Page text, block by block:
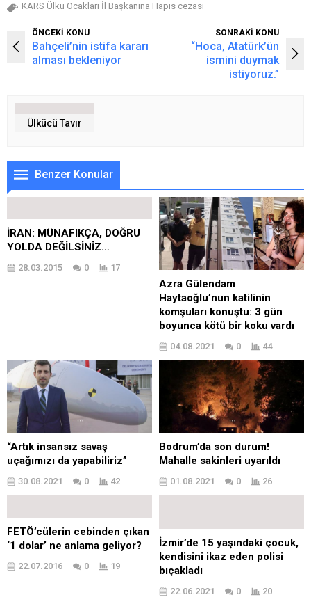
KARS Ülkü Ocakları İl Başkanına Hapis cezası
ÖNCEKİ KONU
Bahçeli’nin istifa kararı
alması bekleniyor
SONRAKİ KONU
“Hoca, Atatürk’ün
ismini duymak
istiyoruz.”
Ülkücü Tavır
Benzer Konular
İRAN: MÜNAFIKÇA, DOĞRU
YOLDA DEĞİLSİNİZ…
28.03.2015 0 17
Azra Gülendam
Haytaoğlu’nun katilinin
komşuları konuştu: 3 gün
boyunca kötü bir koku vardı
04.08.2021 0 44
“Artık insansız savaş
uçağımızı da yapabiliriz”
30.08.2021 0 42
Bodrum’da son durum!
Mahalle sakinleri uyarıldı
01.08.2021 0 26
FETÖ’cülerin cebinden çıkan
‘1 dolar’ ne anlama geliyor?
22.07.2016 0 19
İzmir’de 15 yaşındaki çocuk,
kendisini ikaz eden polisi
bıçakladı
22.06.2021 0 20